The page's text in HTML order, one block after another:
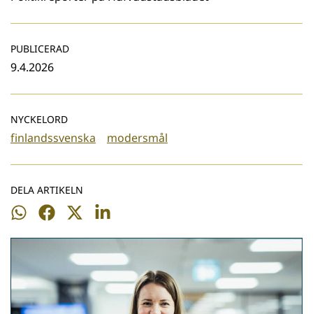
PUBLICERAD
9.4.2026
NYCKELORD
finlandssvenska modersmål
DELA ARTIKELN
Dela
Dela
Facebook
Dela
Twitter
Dela
LinkedIn